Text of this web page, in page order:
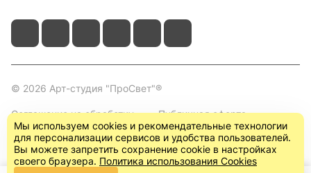
© 2026 Арт-студия "ПроСвет"®
Соглашение на обработку
персональных данных
Публичная оферта
(пользовательское
соглашение)
Мы используем cookies и рекомендательные технологии
для персонализации сервисов и удобства пользователей.
Вы можете запретить сохранение cookie в настройках
своего браузера. Политика использования Cookies